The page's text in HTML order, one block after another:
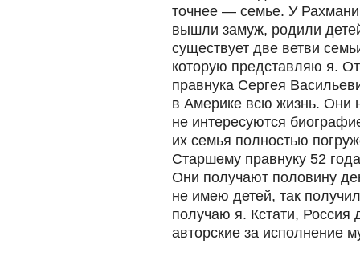
точнее — семье. У
вышли замуж, родили
существует две ветви
которую представляю я.
правнука Сергея
в Америке всю жизнь. Они
не интересуются
их семья полностью
Старшему правнуку 52
Они получают половину
не имею детей, так
получаю я. Кстати, Россия
авторские за исполнение